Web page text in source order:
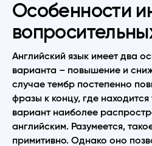
Особенности
Английский язык имеет два
варианта – повышение и
случае тембр постепенно
фразы к концу, где
вариант наиболее
английским. Разумеется,
примитивно. Однако оно